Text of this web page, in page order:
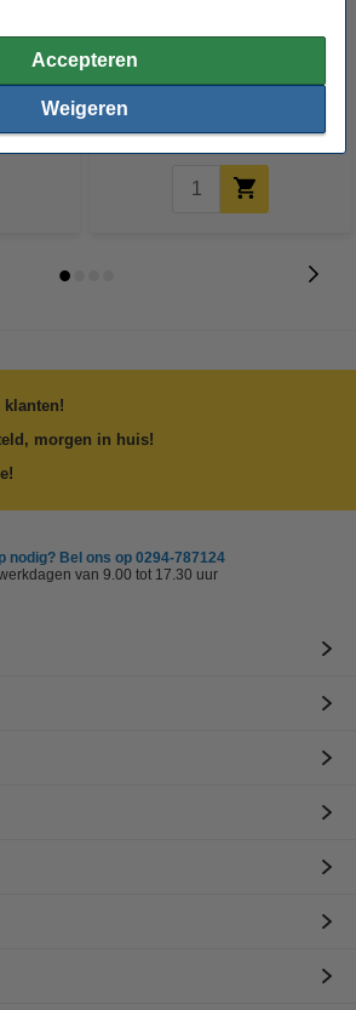
Accepteren
Weigeren
klanten!
morgen in huis!
nodig? Bel ons op 0294-787124
van 9.00 tot 17.30 uur